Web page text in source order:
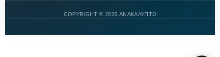
COPYRIGHT © 2026 ΑΝΑΚΑΛΥΠΤΩ